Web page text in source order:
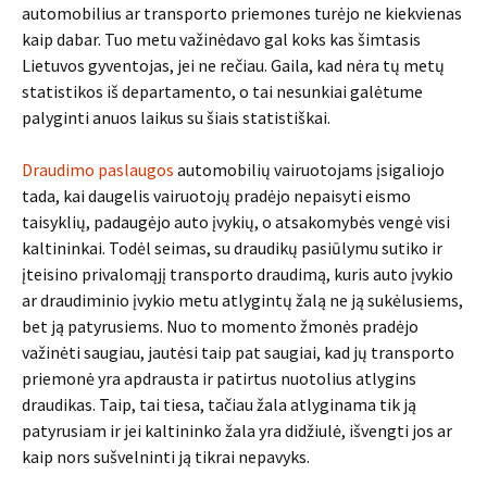
automobilius ar transporto priemones turėjo ne kiekvienas
kaip dabar. Tuo metu važinėdavo gal koks kas šimtasis
Lietuvos gyventojas, jei ne rečiau. Gaila, kad nėra tų metų
statistikos iš departamento, o tai nesunkiai galėtume
palyginti anuos laikus su šiais statistiškai.
Draudimo paslaugos automobilių vairuotojams įsigaliojo
tada, kai daugelis vairuotojų pradėjo nepaisyti eismo
taisyklių, padaugėjo auto įvykių, o atsakomybės vengė visi
kaltininkai. Todėl seimas, su draudikų pasiūlymu sutiko ir
įteisino privalomąjį transporto draudimą, kuris auto įvykio
ar draudiminio įvykio metu atlygintų žalą ne ją sukėlusiems,
bet ją patyrusiems. Nuo to momento žmonės pradėjo
važinėti saugiau, jautėsi taip pat saugiai, kad jų transporto
priemonė yra apdrausta ir patirtus nuotolius atlygins
draudikas. Taip, tai tiesa, tačiau žala atlyginama tik ją
patyrusiam ir jei kaltininko žala yra didžiulė, išvengti jos ar
kaip nors sušvelninti ją tikrai nepavyks.